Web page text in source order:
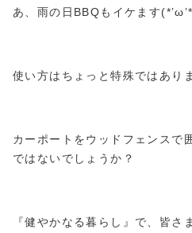
あ、雨の日BBQもイケます
使い方はちょっと特殊ではあり
カーポートをウッドフェンスで
ではないでしょうか？
『健やかなる暮らし』で、皆さ